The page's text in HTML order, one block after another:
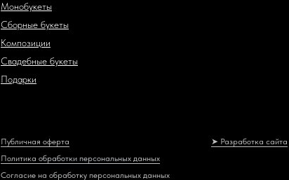
Монобукеты
Сборные букеты
Композиции
Свадебные букеты
Подарки
Публичная оферта
Политика обработки персональных данных
Согласие на обработку персональных данных
➤ Разработка сайта